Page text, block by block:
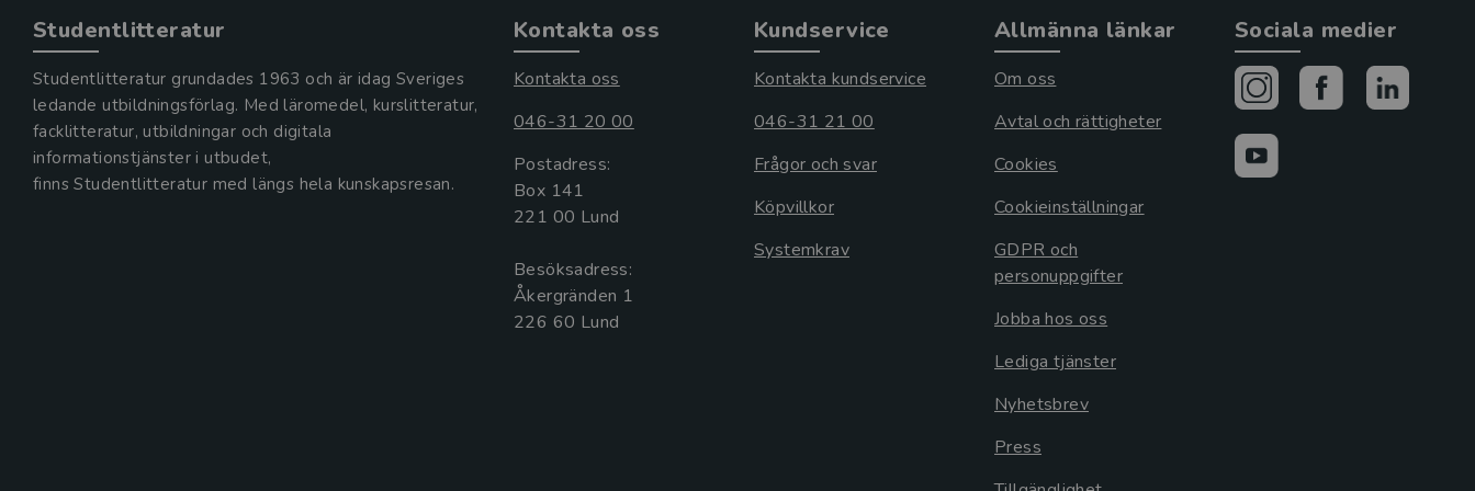
Studentlitteratur
Studentlitteratur grundades 1963 och är idag Sveriges
ledande utbildningsförlag. Med läromedel, kurslitteratur,
facklitteratur, utbildningar och digitala
informationstjänster i utbudet,
finns Studentlitteratur med längs hela kunskapsresan.
Kontakta oss
Kontakta oss
046-31 20 00
Postadress:
Box 141
221 00 Lund
Besöksadress:
Åkergränden 1
Kundservice
Kontakta kundservice
046-31 21 00
Frågor och svar
Köpvillkor
Systemkrav
Allmänna länkar
Om oss
Avtal och rättigheter
Cookies
Cookieinställningar
GDPR och
personuppgifter
Jobba hos oss
Lediga tjänster
Nyhetsbrev
Press
Sociala medier